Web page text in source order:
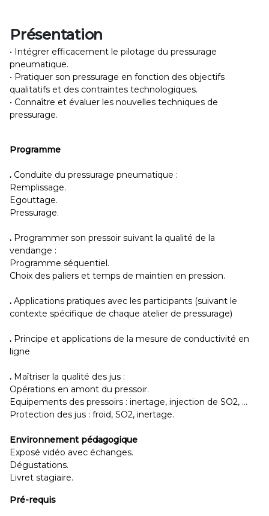
Présentation
• Intégrer efficacement le pilotage du pressurage
pneumatique.
• Pratiquer son pressurage en fonction des objectifs
qualitatifs et des contraintes technologiques.
• Connaître et évaluer les nouvelles techniques de
pressurage.
Programme
. Conduite du pressurage pneumatique :
Remplissage.
Egouttage.
Pressurage.
. Programmer son pressoir suivant la qualité de la
vendange :
Programme séquentiel.
Choix des paliers et temps de maintien en pression.
. Applications pratiques avec les participants (suivant le
contexte spécifique de chaque atelier de pressurage)
. Principe et applications de la mesure de conductivité en
ligne
. Maîtriser la qualité des jus :
Opérations en amont du pressoir.
Equipements des pressoirs : inertage, injection de SO2, ...
Protection des jus : froid, SO2, inertage.
Environnement pédagogique
Exposé vidéo avec échanges.
Dégustations.
Livret stagiaire.
Pré-requis